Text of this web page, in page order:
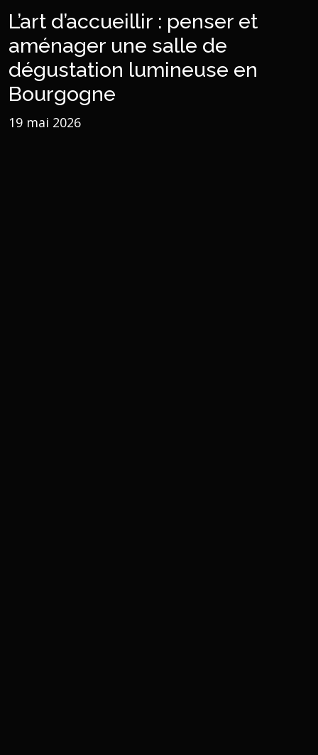
L’art d’accueillir : penser et
aménager une salle de
dégustation lumineuse en
Bourgogne
19 mai 2026